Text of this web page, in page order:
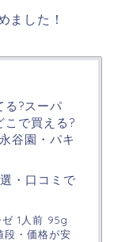
ました！
る?スーパ
こで買える?
谷園・パキ
・口コミで
1人前 95g
段・価格が安